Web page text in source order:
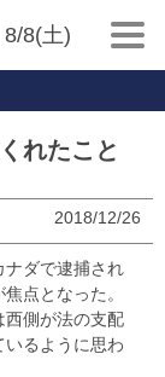
8/8(土)
れたこと
2018/12/26
ナダで逮捕され
点となった。
西側が法の支配
るように思わ